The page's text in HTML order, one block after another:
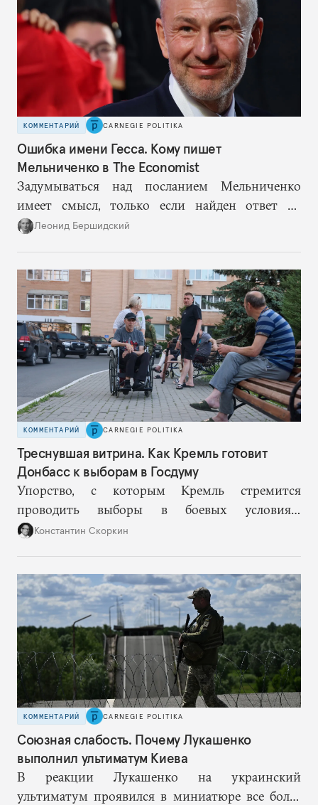
КОММЕНТАРИЙ CARNEGIE POLITIKA
Ошибка имени Гесса. Кому пишет
Мельниченко в The Economist
Задумываться над посланием Мельниченко
имеет смысл, только если найден ответ на
главный вопрос — о том, как при любом
неизбежного во всех сценариях, кроме
однозначно, триумфально победного для
Путина.
Леонид Бершидский
КОММЕНТАРИЙ CARNEGIE POLITIKA
Треснувшая витрина. Как Кремль готовит
Донбасс к выборам в Госдуму
Упорство, с которым Кремль стремится
проводить выборы в боевых условиях,
основывается на избранной им стратегии
самообмана, когда пропагандистская картинка
все сильнее отстает от реальности.
Константин Скоркин
КОММЕНТАРИЙ CARNEGIE POLITIKA
Союзная слабость. Почему Лукашенко
выполнил ультиматум Киева
В реакции Лукашенко на украинский
ультиматум проявился в миниатюре все более